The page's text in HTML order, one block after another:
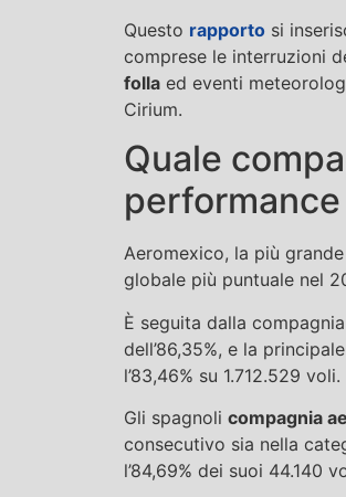
Questo rapporto si
comprese le interruzioni
folla ed eventi
Cirium.
Quale
Aeromexico, la più
globale più puntuale nel
È seguita dalla
dell’86,35%, e la
l’83,46% su 1.712.529 voli.
Gli spagnoli compagnia
consecutivo sia nella
l’84,69% dei suoi 44.140